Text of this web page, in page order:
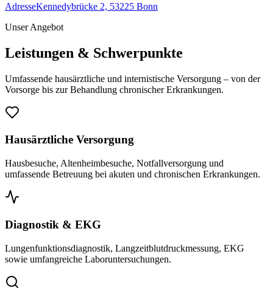
AdresseKennedybrücke 2, 53225 Bonn
Unser Angebot
Leistungen & Schwerpunkte
Umfassende hausärztliche und internistische Versorgung – von der
Vorsorge bis zur Behandlung chronischer Erkrankungen.
Hausärztliche Versorgung
Hausbesuche, Altenheimbesuche, Notfallversorgung und
umfassende Betreuung bei akuten und chronischen Erkrankungen.
Diagnostik & EKG
Lungenfunktionsdiagnostik, Langzeitblutdruckmessung, EKG
sowie umfangreiche Laboruntersuchungen.